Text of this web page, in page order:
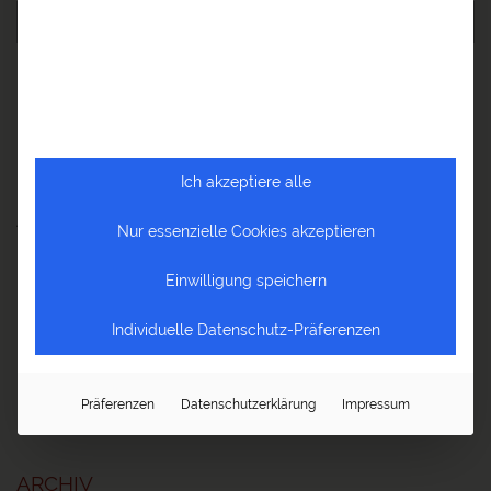
Fernweh? Entdecken Sie Afrika mit a&e erlebnis:reisen und
Anselm Pahnke!
Reiseblog Tadschikistan – 5 große Momente
ARCHIV
Ich akzeptiere alle
Nur essenzielle Cookies akzeptieren
Einwilligung speichern
Individuelle Datenschutz-Präferenzen
Präferenzen Datenschutzerklärung Impressum